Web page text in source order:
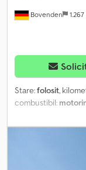
Bovenden
Stare:folosit,
combustibil:
culoare:alb,